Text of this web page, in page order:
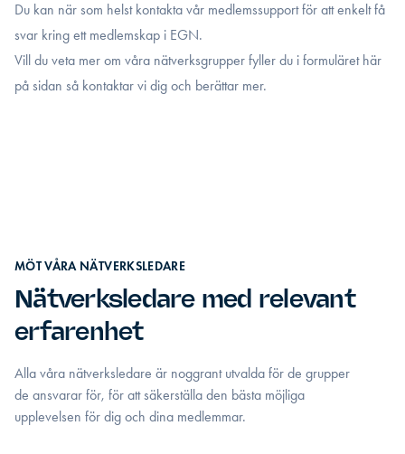
Du kan när som helst kontakta vår medlemssupport för att enkelt få
svar kring ett medlemskap i EGN.
Vill du veta mer om våra nätverksgrupper fyller du i formuläret här
på sidan så kontaktar vi dig och berättar mer.
MÖT VÅRA NÄTVERKSLEDARE
Nätverksledare med relevant
erfarenhet
Alla våra nätverksledare är noggrant utvalda för de grupper
de ansvarar för, för att säkerställa den bästa möjliga
upplevelsen för dig och dina medlemmar.